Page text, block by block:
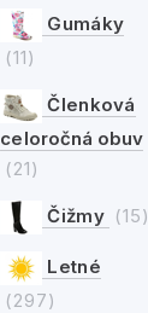
Gumáky
(11)
Členková
celoročná obuv
(21)
Čižmy (15)
Letné
(297)